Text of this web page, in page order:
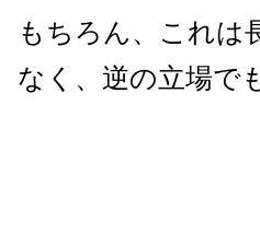
もちろん、これ
なく、逆の立場で